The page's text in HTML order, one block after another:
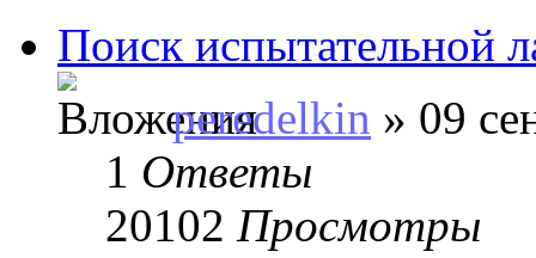
Поиск испытательной
peredelkin » 09
1 Ответы
20102 Просмотры